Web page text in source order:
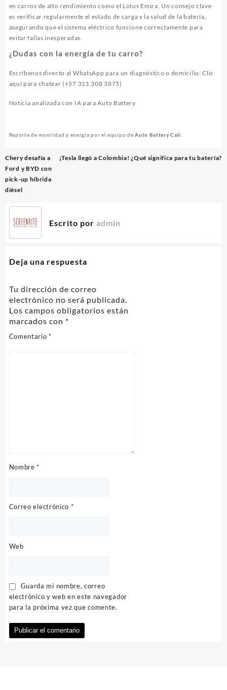
en carros de alto rendimiento como el Lotus Emira. Un consejo clave
es verificar regularmente el estado de carga y la salud de la batería,
asegurando que el sistema eléctrico funcione correctamente para
evitar fallas inesperadas.
¿Dudas con la energía de tu carro?
Escríbenos directo al WhatsApp para un diagnóstico o domicilio:Clic
aquí para chatear (+57 311 308 3875)
Noticia analizada con IA para Auto Battery
Reporte de movilidad y energía por el equipo deAuto Battery Cali
Navegación
de
entradas
Chery desafía a
Ford y BYD con
pick-up híbrida
diésel
¡Tesla llegó a Colombia! ¿Qué significa para tu batería?
Escrito por admin
Deja una respuesta
Tu dirección de correo
electrónico no será publicada.
Los campos obligatorios están
marcados con *
Comentario*
Nombre*
Correo electrónico *
Web
Guarda mi nombre, correo
electrónico y web en este navegador
para la próxima vez que comente.